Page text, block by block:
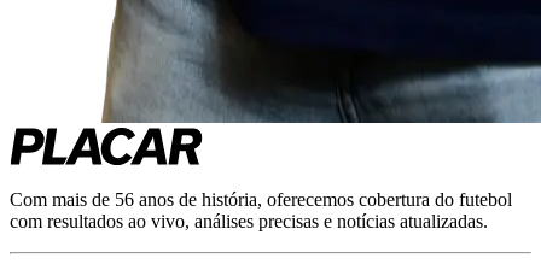
Com mais de 56 anos de história, oferecemos cobertura do futebol
com resultados ao vivo, análises precisas e notícias atualizadas.